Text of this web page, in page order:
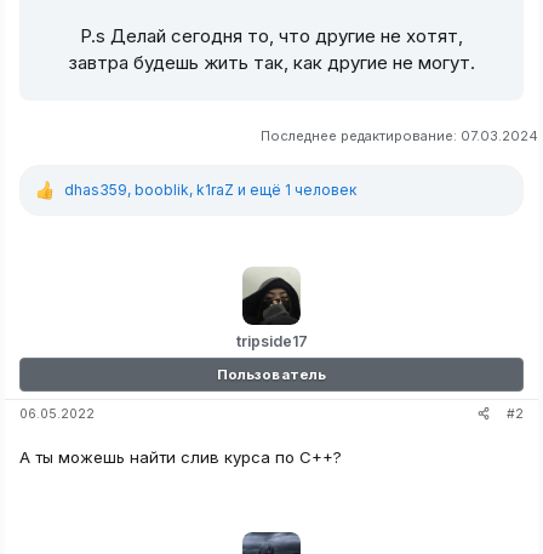
P.s Делай сегодня то, что другие не хотят,
завтра будешь жить так, как другие не могут.
Последнее редактирование: 07.03.2024
Р
dhas359, booblik, k1raZ и ещё 1 человек
tripside17
Пользователь
06.05.2022 #2
А ты можешь найти слив курса по C++?